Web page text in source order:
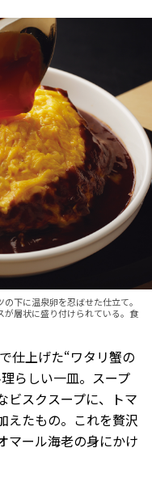
下に温泉卵を忍ばせた仕立て。
が層状に盛り付けられている。食
仕上げた“ワタリ蟹の
らしい一皿。スープ
ビスクスープに、トマ
えたもの。これを贅沢
マール海老の身にかけ